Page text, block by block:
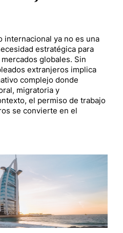
internacional ya no es una
estratégica para
globales. Sin
extranjeros implica
complejo donde
migratoria y
el permiso de trabajo
se convierte en el